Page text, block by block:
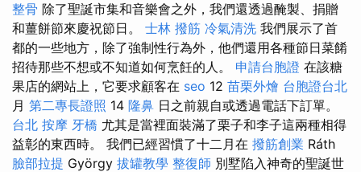
整骨 除了聖誕市集和音樂會之外，我們還透過醃製、捐贈
和薑餅節來慶祝節日。 士林 撥筋 冷氣清洗 我們展示了首
都的一些地方，除了強制性行為外，他們還用各種節日菜餚
招待那些不想或不知道如何烹飪的人。 申請台胞證 在該糖
果店的網站上，它要求顧客在 seo 12 苗栗外燴 台胞證台北
月 第二專長證照 14 隆鼻 日之前親自或透過電話下訂單。
台北 按摩 牙橋 尤其是當裡面裝滿了栗子和李子這兩種相得
益彰的東西時。 我們已經習慣了十二月在 撥筋創業 Ráth
臉部拉提 György 拔罐教學 整復師 別墅陷入神奇的聖誕世